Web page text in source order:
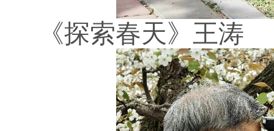
《探索春天》王涛